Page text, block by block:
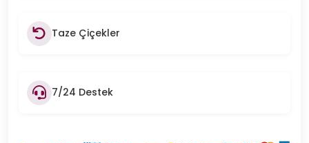
Taze Çiçekler
7/24 Destek